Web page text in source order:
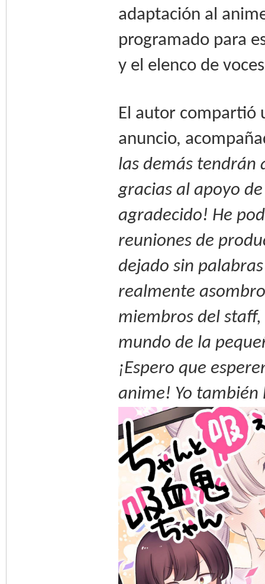
adaptación al
programado para
y el elenco de
El autor compartió
anuncio,
las demás tendrán
gracias al apoyo
agradecido! He
reuniones de
dejado sin
realmente
miembros del
mundo de la
¡Espero que
anime! Yo también